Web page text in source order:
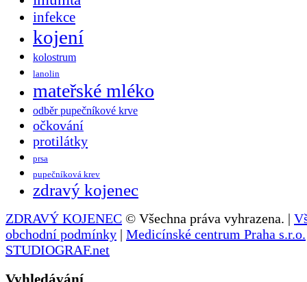
infekce
kojení
kolostrum
lanolin
mateřské mléko
odběr pupečníkové krve
očkování
protilátky
prsa
pupečníková krev
zdravý kojenec
ZDRAVÝ KOJENEC © Všechna práva vyhrazena. |
obchodní podmínky | Medicínské centrum Praha s.r.o.
STUDIOGRAF.net